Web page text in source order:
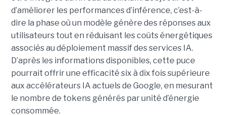
d’améliorer les performances d’inférence, c’est-à-
dire la phase où un modèle génère des réponses aux
utilisateurs tout en réduisant les coûts énergétiques
associés au déploiement massif des services IA.
D’après les informations disponibles, cette puce
pourrait offrir une efficacité six à dix fois supérieure
aux accélérateurs IA actuels de Google, en mesurant
le nombre de tokens générés par unité d’énergie
consommée.